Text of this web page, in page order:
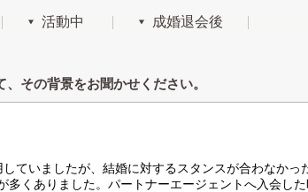
活動中 成婚退会後
その背景をお聞かせください。
ていましたが、結婚に対するスタンスが合わなかっ
多くありました。パートナーエージェントへ入会し